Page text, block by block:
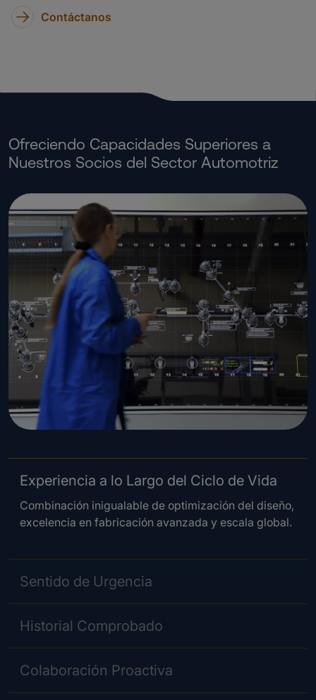
Contáctanos
Ofreciendo Capacidades Superiores a
Nuestros Socios del Sector Automotriz
Experiencia a lo Largo del Ciclo de Vida
Combinación inigualable de optimización del diseño,
excelencia en fabricación avanzada y escala global.
Sentido de Urgencia
Historial Comprobado
Colaboración Proactiva